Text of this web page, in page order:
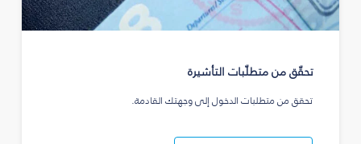
تحقّق من متطلّبات التأشيرة
تحقق من متطلبات الدخول إلى وجهتك القادمة.